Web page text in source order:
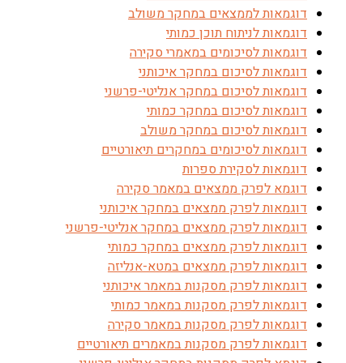
דוגמאות לממצאים במחקר משולב
דוגמאות לניתוח תוכן כמותי
דוגמאות לסיכומים במאמרי סקירה
דוגמאות לסיכום במחקר איכותני
דוגמאות לסיכום במחקר אנליטי-פרשני
דוגמאות לסיכום במחקר כמותי
דוגמאות לסיכום במחקר משולב
דוגמאות לסיכומים במחקרים תיאורטיים
דוגמאות לסקירת ספרות
דוגמא לפרק ממצאים במאמר סקירה
דוגמאות לפרק ממצאים במחקר איכותני
דוגמאות לפרק ממצאים במחקר אנליטי-פרשני
דוגמאות לפרק ממצאים במחקר כמותי
דוגמאות לפרק ממצאים במטא-אנליזה
דוגמאות לפרק מסקנות במאמר איכותני
דוגמאות לפרק מסקנות במאמר כמותי
דוגמאות לפרק מסקנות במאמר סקירה
דוגמאות לפרק מסקנות במאמרים תיאורטיים